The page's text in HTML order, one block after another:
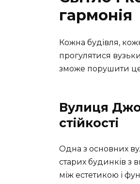
гармонія
Кожна будівля,
прогулятися
зможе порушити
Вулиця
стійкості
Одна з основних
старих будинків з
між естетикою і